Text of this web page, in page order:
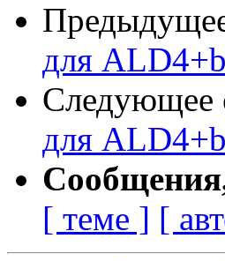
для
Следующее
для
[ теме ] [